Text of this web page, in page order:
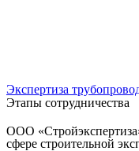
Экспертиза
Этапы сотрудничества
ООО
сфере строительной